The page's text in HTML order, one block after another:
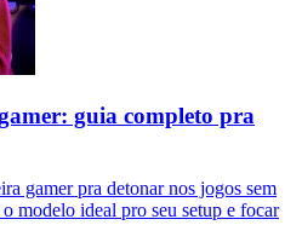
guia completo pra
gamer pra detonar nos jogos sem
modelo ideal pro seu setup e focar